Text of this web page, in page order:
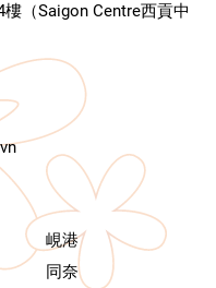
（Saigon Centre西貢中
峴港
同奈